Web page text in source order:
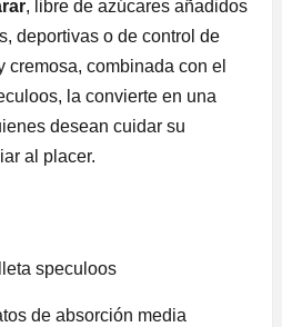
, libre de azúcares añadidos
deportivas o de control de
cremosa, combinada con el
la convierte en una
desean cuidar su
al placer.
speculoos
de absorción media